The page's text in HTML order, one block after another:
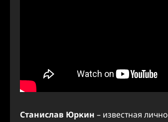
Станислав Юркин – известная